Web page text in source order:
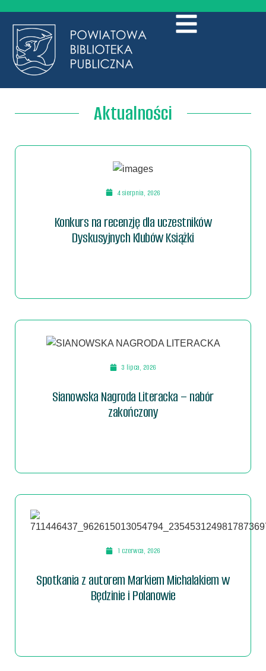
Aktualności
4 sierpnia, 2026
Konkurs na recenzję dla uczestników
Dyskusyjnych Klubów Książki
3 lipca, 2026
Sianowska Nagroda Literacka – nabór
zakończony
1 czerwca, 2026
Spotkania z autorem Markiem Michalakiem w
Będzinie i Polanowie